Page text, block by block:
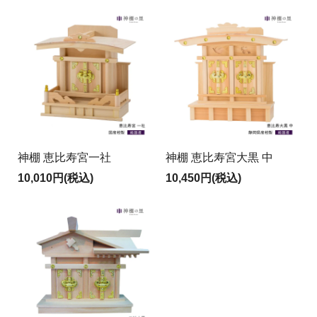
神棚 恵比寿宮一社
10,010円(税込)
神棚 恵比寿宮大黒 中
10,450円(税込)